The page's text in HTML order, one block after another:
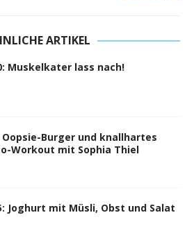
ARTIKEL
Muskelkater lass nach!
Oopsie-Burger und knallhartes
Workout mit Sophia Thiel
Joghurt mit Müsli, Obst und Salat